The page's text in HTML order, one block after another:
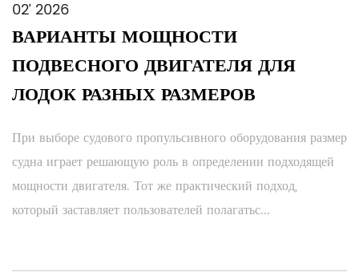
02’ 2026
ВАРИАНТЫ МОЩНОСТИ
ПОДВЕСНОГО ДВИГАТЕЛЯ ДЛЯ
ЛОДОК РАЗНЫХ РАЗМЕРОВ
При выборе судового пропульсивного оборудования размер
судна играет решающую роль в определении подходящей
мощности двигателя. Тот же практический подход,
который заставляет пользователей полагатьс...